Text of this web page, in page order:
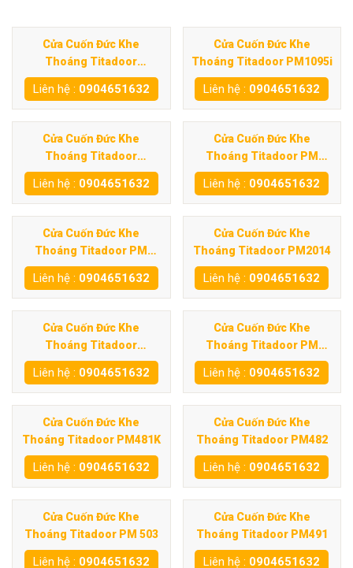
Cửa Cuốn Đức Khe
Thoáng Titadoor
PM1060S
Liên hệ : 0904651632
Cửa Cuốn Đức Khe
Thoáng Titadoor PM1095i
Liên hệ : 0904651632
Cửa Cuốn Đức Khe
Thoáng Titadoor
PM1020S
Liên hệ : 0904651632
Cửa Cuốn Đức Khe
Thoáng Titadoor PM
500SC
Liên hệ : 0904651632
Cửa Cuốn Đức Khe
Thoáng Titadoor PM
600SE
Liên hệ : 0904651632
Cửa Cuốn Đức Khe
Thoáng Titadoor PM2014
Liên hệ : 0904651632
Cửa Cuốn Đức Khe
Thoáng Titadoor
PM800SD
Liên hệ : 0904651632
Cửa Cuốn Đức Khe
Thoáng Titadoor PM
960ST
Liên hệ : 0904651632
Cửa Cuốn Đức Khe
Thoáng Titadoor PM481K
Liên hệ : 0904651632
Cửa Cuốn Đức Khe
Thoáng Titadoor PM482
Liên hệ : 0904651632
Cửa Cuốn Đức Khe
Thoáng Titadoor PM 503
Liên hệ : 0904651632
Cửa Cuốn Đức Khe
Thoáng Titadoor PM491
Liên hệ : 0904651632